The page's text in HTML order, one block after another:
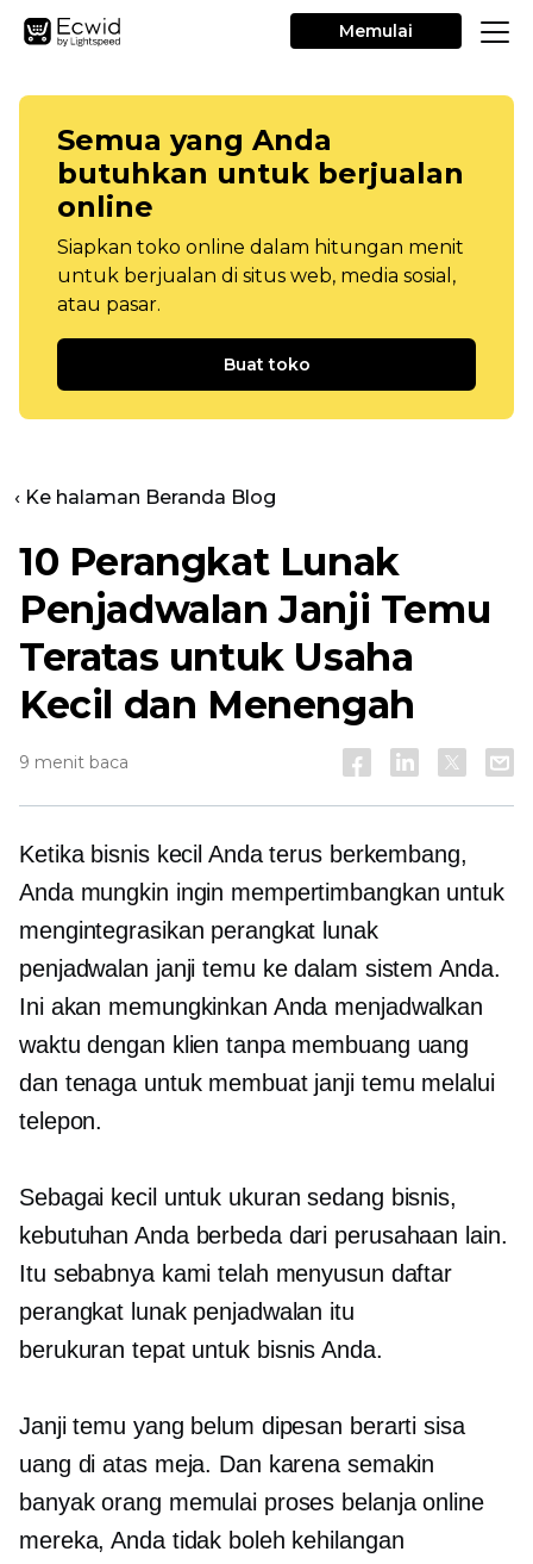
Memulai
Semua yang Anda
butuhkan untuk berjualan
online
Siapkan toko online dalam hitungan menit
untuk berjualan di situs web, media sosial,
atau pasar.
Buat toko
‹ Ke halaman Beranda Blog
10 Perangkat Lunak
Penjadwalan Janji Temu
Teratas untuk Usaha
Kecil dan Menengah
9 menit baca
Ketika bisnis kecil Anda terus berkembang,
Anda mungkin ingin mempertimbangkan untuk
mengintegrasikan perangkat lunak
penjadwalan janji temu ke dalam sistem Anda.
Ini akan memungkinkan Anda menjadwalkan
waktu dengan klien tanpa membuang uang
dan tenaga untuk membuat janji temu melalui
telepon.
Sebagai kecil untuk ukuran sedang bisnis,
kebutuhan Anda berbeda dari perusahaan lain.
Itu sebabnya kami telah menyusun daftar
perangkat lunak penjadwalan itu
berukuran tepatuntuk bisnis Anda.
Janji temu yang belum dipesan berarti sisa
uang di atas meja. Dan karena semakin
banyak orang memulai proses belanja online
mereka, Anda tidak boleh kehilangan